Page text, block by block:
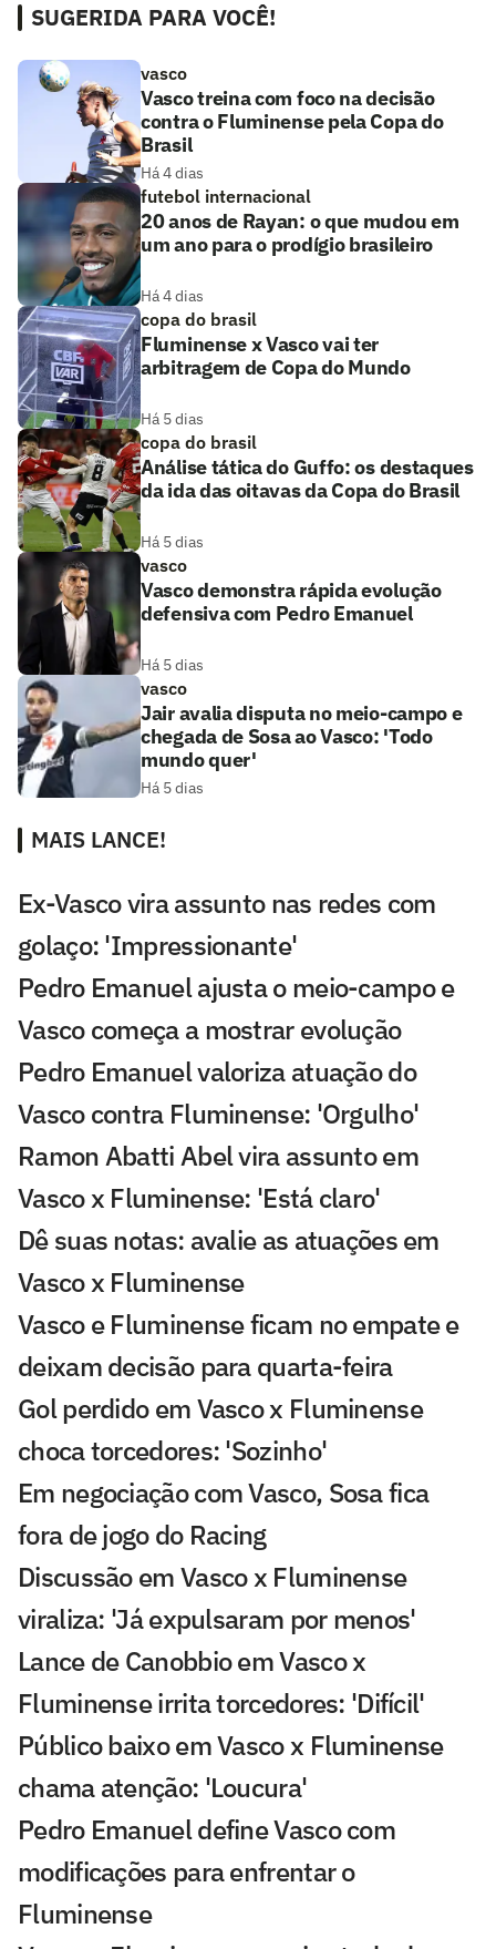
SUGERIDA PARA VOCÊ!
vasco
Vasco treina com foco na decisão
contra o Fluminense pela Copa do
Brasil
Há 4 dias
futebol internacional
20 anos de Rayan: o que mudou em
um ano para o prodígio brasileiro
Há 4 dias
copa do brasil
Fluminense x Vasco vai ter
arbitragem de Copa do Mundo
Há 5 dias
copa do brasil
Análise tática do Guffo: os destaques
da ida das oitavas da Copa do Brasil
Há 5 dias
vasco
Vasco demonstra rápida evolução
defensiva com Pedro Emanuel
Há 5 dias
vasco
Jair avalia disputa no meio-campo e
chegada de Sosa ao Vasco: 'Todo
mundo quer'
Há 5 dias
MAIS LANCE!
Ex-Vasco vira assunto nas redes com
golaço: 'Impressionante'
Pedro Emanuel ajusta o meio-campo e
Vasco começa a mostrar evolução
Pedro Emanuel valoriza atuação do
Vasco contra Fluminense: 'Orgulho'
Ramon Abatti Abel vira assunto em
Vasco x Fluminense: 'Está claro'
Dê suas notas: avalie as atuações em
Vasco x Fluminense
Vasco e Fluminense ficam no empate e
deixam decisão para quarta-feira
Gol perdido em Vasco x Fluminense
choca torcedores: 'Sozinho'
Em negociação com Vasco, Sosa fica
fora de jogo do Racing
Discussão em Vasco x Fluminense
viraliza: 'Já expulsaram por menos'
Lance de Canobbio em Vasco x
Fluminense irrita torcedores: 'Difícil'
Público baixo em Vasco x Fluminense
chama atenção: 'Loucura'
Pedro Emanuel define Vasco com
modificações para enfrentar o
Fluminense